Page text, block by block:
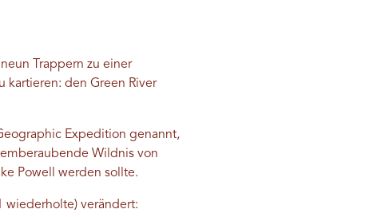
Trappern zu einer
kartieren: den Green River
Expedition genannt,
Wildnis von
Powell werden sollte.
wiederholte) verändert: